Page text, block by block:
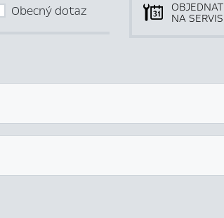
Obecný dotaz
OBJEDNAT
NA SERVIS